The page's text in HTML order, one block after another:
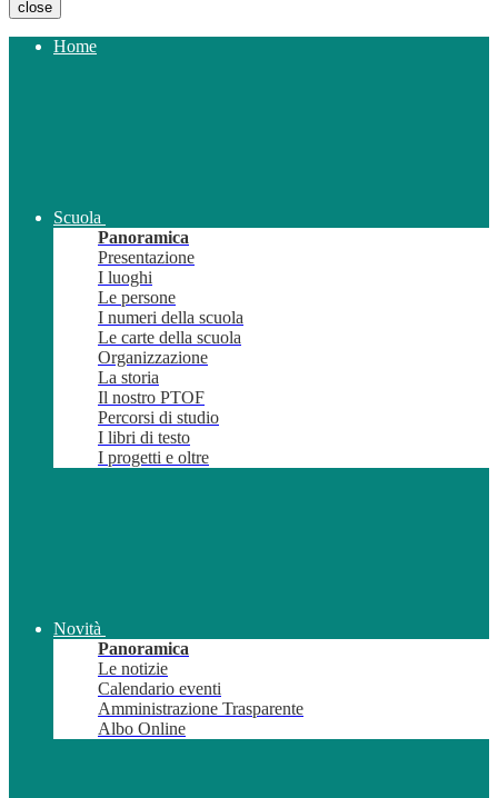
close
Home
Scuola
Panoramica
Presentazione
I luoghi
Le persone
I numeri della scuola
Le carte della scuola
Organizzazione
La storia
Il nostro PTOF
Percorsi di studio
I libri di testo
I progetti e oltre
Novità
Panoramica
Le notizie
Calendario eventi
Amministrazione Trasparente
Albo Online